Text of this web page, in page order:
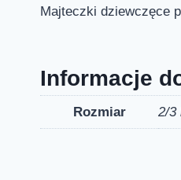
Majteczki dziewczęce
Informacje
Rozmiar 2/3